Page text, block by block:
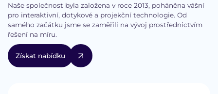
Naše společnost byla založena v roce 2013, poháněna vášní
pro interaktivní, dotykové a projekční technologie. Od
samého začátku jsme se zaměřili na vývoj prostřednictvím
řešení na míru.
Získat nabídku